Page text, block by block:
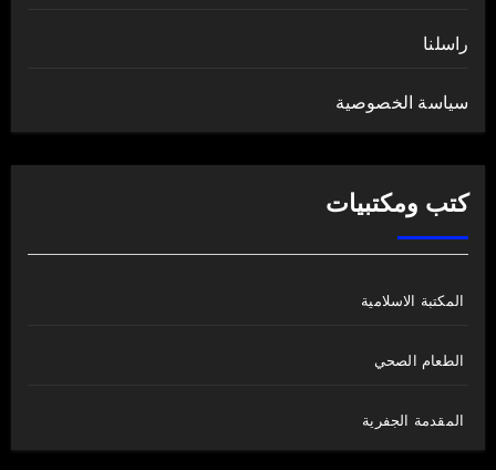
راسلنا
سياسة الخصوصية
كتب ومكتبيات
المكتبة الاسلامية
الطعام الصحي
المقدمة الجفرية